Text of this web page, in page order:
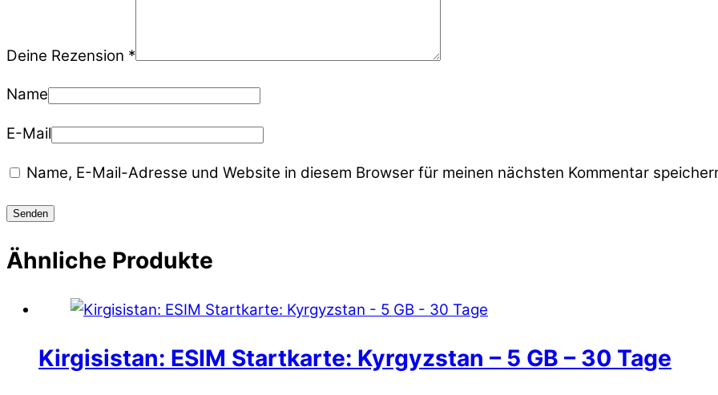
Deine Rezension *
Name
E-Mail
Name, E-Mail-Adresse und Website in diesem Browser für meinen nächsten Kommentar
Ähnliche Produkte
Kirgisistan: ESIM Startkarte: Kyrgyzstan – 5 GB – 30 Tage